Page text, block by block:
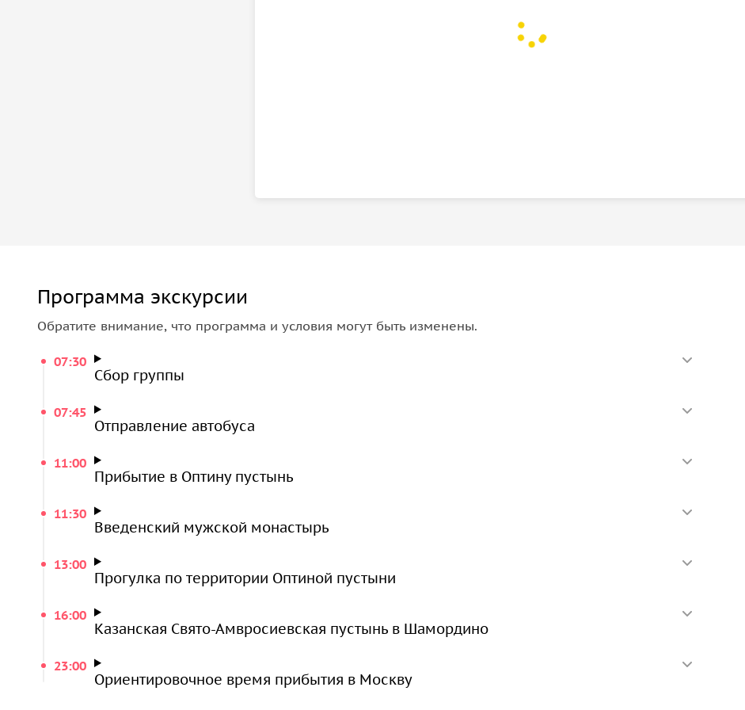
Программа экскурсии
Обратите внимание, что программа и условия могут быть изменены.
07:30
Сбор группы
07:45
Отправление автобуса
11:00
Прибытие в Оптину пустынь
11:30
Введенский мужской монастырь
13:00
Прогулка по территории Оптиной пустыни
16:00
Казанская Свято-Амвросиевская пустынь в Шамордино
23:00
Ориентировочное время прибытия в Москву